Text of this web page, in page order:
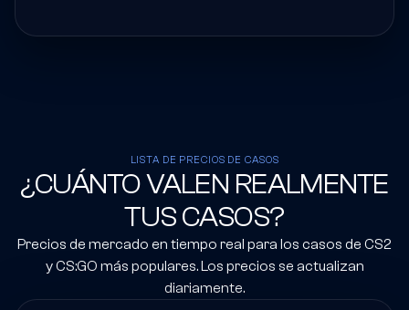
LISTA DE PRECIOS DE CASOS
¿CUÁNTO VALEN REALMENTE
TUS CASOS?
Precios de mercado en tiempo real para los casos de CS2
y CS:GO más populares. Los precios se actualizan
diariamente.